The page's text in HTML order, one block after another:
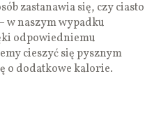
zastanawia się, czy ciasto
w naszym wypadku
odpowiedniemu
cieszyć się pysznym
o dodatkowe kalorie.